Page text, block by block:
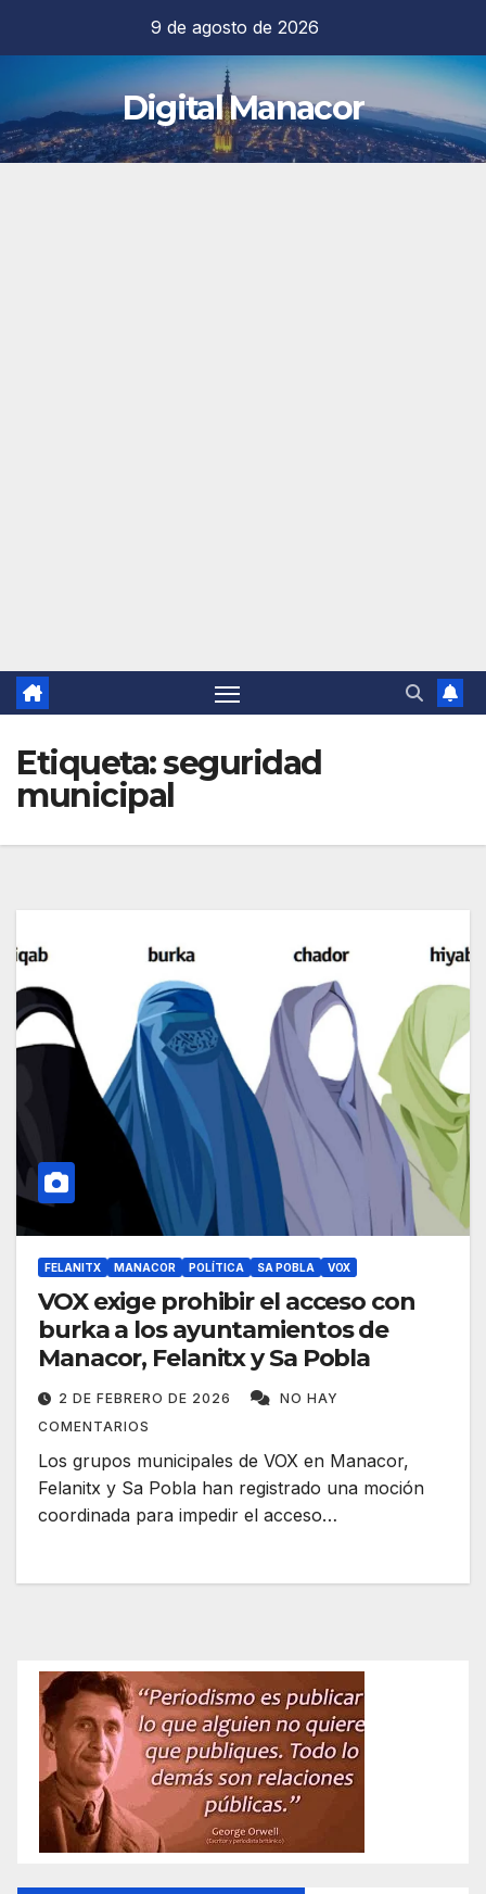
contenido
9 de agosto de 2026
Digital Manacor
Etiqueta:seguridad
municipal
FELANITX MANACOR POLÍTICA SA POBLA VOX
VOX exige prohibir el acceso con
burka a los ayuntamientos de
Manacor, Felanitx y Sa Pobla
2 DE FEBRERO DE 2026
NO HAY
COMENTARIOS
Los grupos municipales de VOX en Manacor,
Felanitx y Sa Pobla han registrado una moción
coordinada para impedir el acceso…